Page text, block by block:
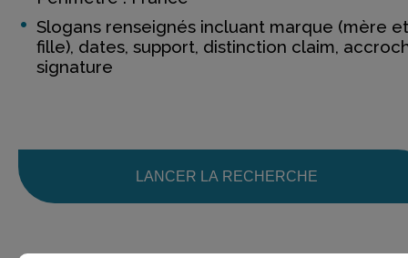
Slogans renseignés incluant marque (mère et
fille), dates, support, distinction claim,
signature
LANCER LA RECHERCHE